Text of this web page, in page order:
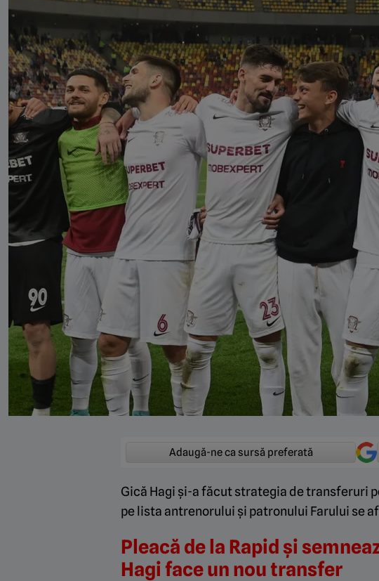
Adaugă-ne ca sursă preferată
Gică Hagi și-a făcut strategia de transferuri
pe lista antrenorului și patronului Farului se
Pleacă de la Rapid și
Hagi face un nou transfer